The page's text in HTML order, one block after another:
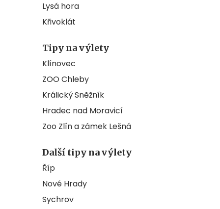
Lysá hora
Křivoklát
Tipy na výlety
Klínovec
ZOO Chleby
Králický Sněžník
Hradec nad Moravicí
Zoo Zlín a zámek Lešná
Další tipy na výlety
Říp
Nové Hrady
Sychrov